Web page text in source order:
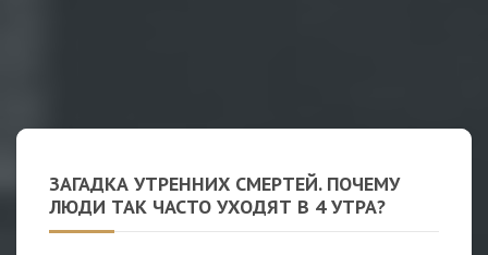
ЗАГАДКА УТРЕННИХ СМЕРТЕЙ. ПОЧЕМУ
ЛЮДИ ТАК ЧАСТО УХОДЯТ В 4 УТРА?